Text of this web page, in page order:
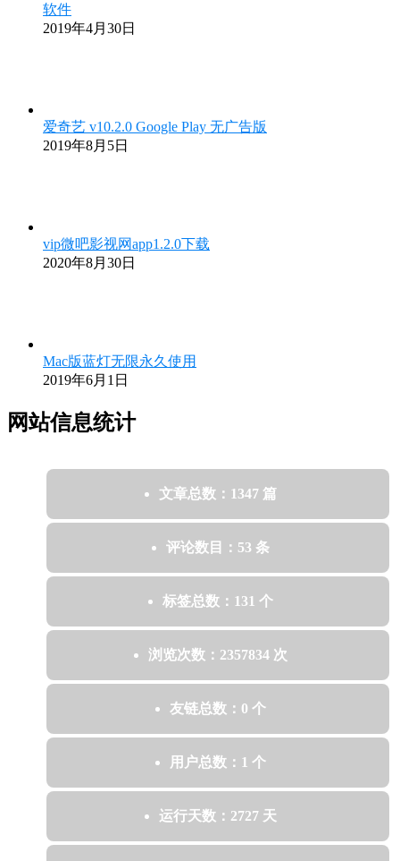
软件
2019年4月30日
爱奇艺 v10.2.0 Google Play 无广告版
2019年8月5日
vip微吧影视网app1.2.0下载
2020年8月30日
Mac版蓝灯无限永久使用
2019年6月1日
网站信息统计
文章总数：1347 篇
评论数目：53 条
标签总数：131 个
浏览次数：2357834 次
友链总数：0 个
用户总数：1 个
运行天数：2727 天